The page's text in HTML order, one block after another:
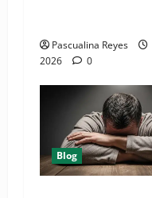
Pascualina Reyes
2026
0
Blog